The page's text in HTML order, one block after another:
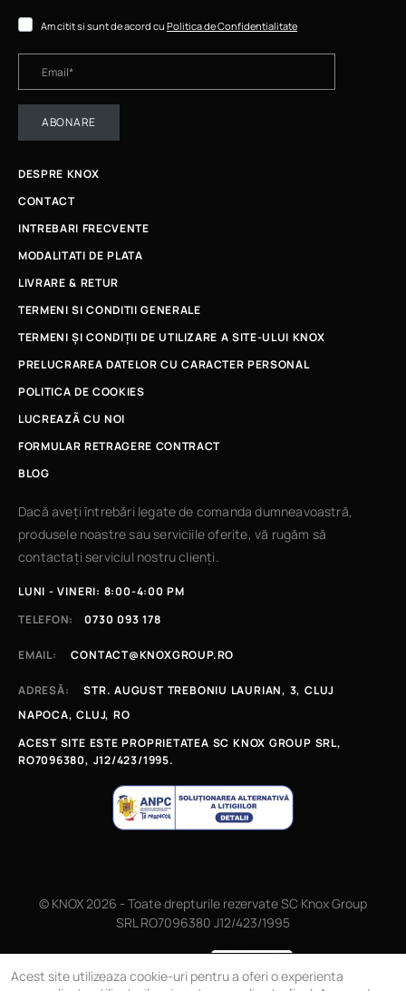
Am citit si sunt de acord cu Politica de Confidentialitate
ABONARE
DESPRE KNOX
CONTACT
INTREBARI FRECVENTE
MODALITATI DE PLATA
LIVRARE & RETUR
TERMENI SI CONDITII GENERALE
TERMENI ȘI CONDIȚII DE UTILIZARE A SITE-ULUI KNOX
PRELUCRAREA DATELOR CU CARACTER PERSONAL
POLITICA DE COOKIES
LUCREAZÃ CU NOI
FORMULAR RETRAGERE CONTRACT
BLOG
Dacă aveți întrebări legate de comanda dumneavoastră,
produsele noastre sau serviciile oferite, vă rugăm să
contactați serviciul nostru clienți.
LUNI - VINERI: 8:00-4:00 PM
TELEFON:
0730 093 178
EMAIL: CONTACT@KNOXGROUP.RO
ADRESĂ:
STR. AUGUST TREBONIU LAURIAN, 3, CLUJ
NAPOCA, CLUJ, RO
ACEST SITE ESTE PROPRIETATEA SC KNOX GROUP SRL,
RO7096380, J12/423/1995.
© KNOX 2026 - Toate drepturile rezervate SC Knox Group
SRL RO7096380 J12/423/1995
Acest site utilizeaza cookie-uri pentru a oferi o experienta